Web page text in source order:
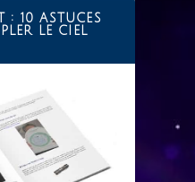
: 10 ASTUCES
LE CIEL